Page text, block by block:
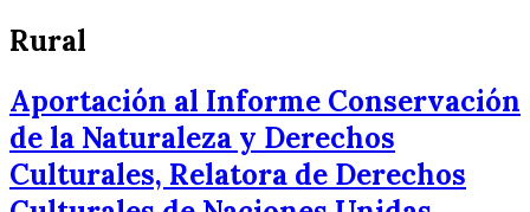
Rural
Aportación al Informe Conservación
de la Naturaleza y Derechos
Culturales, Relatora de Derechos